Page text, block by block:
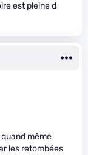
est pleine d
même
les retombées